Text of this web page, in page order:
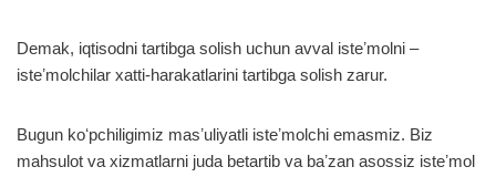
Demak, iqtisodni tartibga solish uchun avval isteʼmolni –
isteʼmolchilar xatti-harakatlarini tartibga solish zarur.
Bugun koʻpchiligimiz masʼuliyatli isteʼmolchi emasmiz. Biz
mahsulot va xizmatlarni juda betartib va baʼzan asossiz isteʼmol